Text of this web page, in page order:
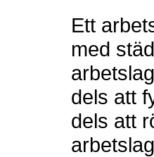
Ett
med
dels att
dels att